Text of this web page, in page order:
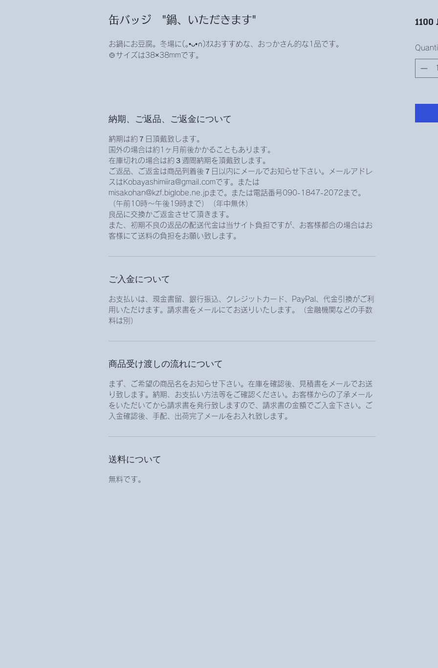
缶バッジ "鍋、いただきます"
お鍋にお豆腐。冬場に(｡•ᴗ•∩)ｵｽおすすめな、おっかさん的な1品です。
🍲サイズは38×38mmです。
納期、ご返品、ご返金について
納期は約７日頂戴致します。
国外の場合は約1ヶ月前後かかることもあります。
在庫切れの場合は約３週間納期を頂戴致します。
ご返品、ご返金は商品到着後７日以内にメールでお知らせ下さい。メールアドレ
スはKobayashimiira@gmail.comです。または
misakohan@kzf.biglobe.ne.jpまで。または電話番号090-1847-2072まで。
（午前10時〜午後19時まで）（年中無休）
良品に交換かご返金させて頂きます。
また、初期不良の返品の配送代金は当サイト負担ですが、お客様都合の場合はお
客様にて送料の負担をお願い致します。
ご入金について
お支払いは、現金書留、銀行振込、クレジットカード、PayPal、代金引換がご利
用いただけます。請求書をメールにてお送りいたします。（金融機関などの手数
料は別）
商品受け渡しの流れについて
まず、ご希望の商品名をお知らせ下さい。在庫を確認後、見積書をメールでお送
り致します。納期、お支払い方法等をご確認ください。お客様からの了承メール
をいただいてから請求書を発行致しますので、請求書の金額でご入金下さい。ご
入金確認後、手配、出荷完了メールをお入れ致します。
送料について
無料です。
1100